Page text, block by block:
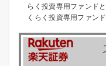
らく投資専用ファンド
くらく投資専用ファン